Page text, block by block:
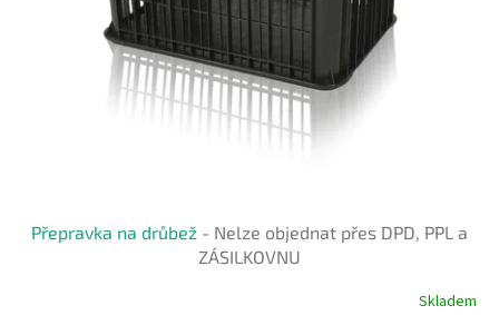
Přepravka na drůbež - Nelze objednat přes DPD, PPL a
ZÁSILKOVNU
Skladem